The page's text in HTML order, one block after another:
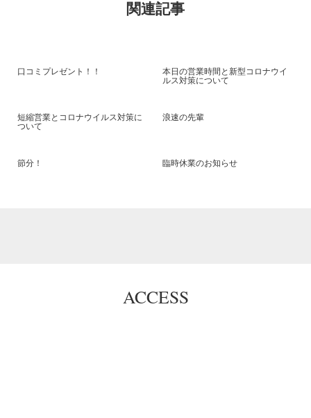
関連記事
口コミプレゼント！！
本日の営業時間と新型コロナウイ
ルス対策について
短縮営業とコロナウイルス対策に
ついて
浪速の先輩
節分！ 臨時休業のお知らせ
ACCESS